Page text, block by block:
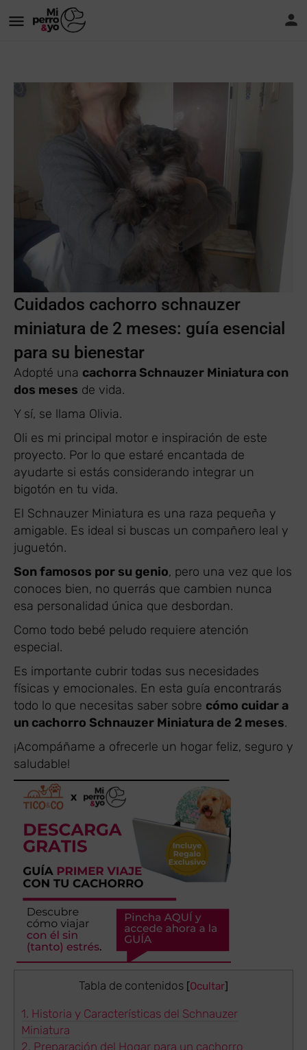
Cuidados cachorro schnauzer
miniatura de 2 meses: guía esencial
para su bienestar
Adopté una cachorra Schnauzer Miniatura con
dos meses de vida.
Y sí, se llama Olivia.
Oli es mi principal motor e inspiración de este
proyecto. Por lo que estaré encantada de
ayudarte si estás considerando integrar un
bigotón en tu vida.
El Schnauzer Miniatura es una raza pequeña y
amigable. Es ideal si buscas un compañero leal y
juguetón.
Son famosos por su genio, pero una vez que los
conoces bien, no querrás que cambien nunca
esa personalidad única que desbordan.
Como todo bebé peludo requiere atención
especial.
Es importante cubrir todas sus necesidades
físicas y emocionales. En esta guía encontrarás
todo lo que necesitas saber sobre cómo cuidar a
un cachorro Schnauzer Miniatura de 2 meses.
¡Acompáñame a ofrecerle un hogar feliz, seguro y
saludable!
Tabla de contenidos [Ocultar]
1. Historia y Características del Schnauzer
Miniatura
2. Preparación del Hogar para un cachorro